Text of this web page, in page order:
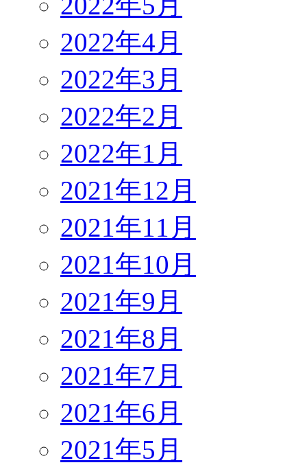
2022年4月
2022年3月
2022年2月
2022年1月
2021年12月
2021年11月
2021年10月
2021年9月
2021年8月
2021年7月
2021年6月
2021年5月